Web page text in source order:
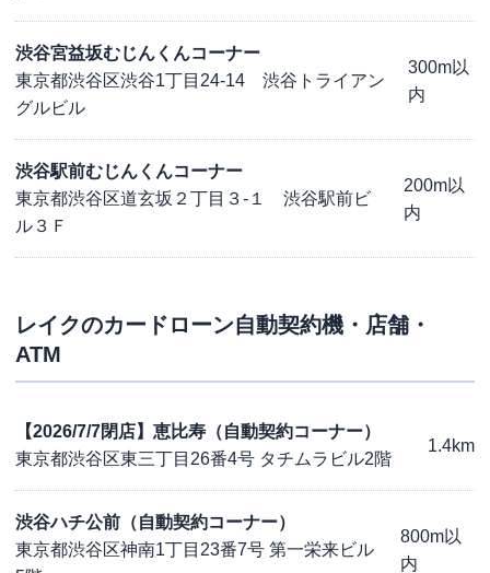
渋谷宮益坂むじんくんコーナー
東京都渋谷区渋谷1丁目24-14 渋谷トライアン
グルビル
300m以
内
渋谷駅前むじんくんコーナー
東京都渋谷区道玄坂２丁目３-１ 渋谷駅前ビ
ル３Ｆ
200m以
内
レイクのカードローン自動契約機・店舗・
ATM
【2026/7/7閉店】恵比寿（自動契約コーナー）
東京都渋谷区東三丁目26番4号 タチムラビル2階
1.4km
渋谷ハチ公前（自動契約コーナー）
東京都渋谷区神南1丁目23番7号 第一栄来ビル
800m以
内